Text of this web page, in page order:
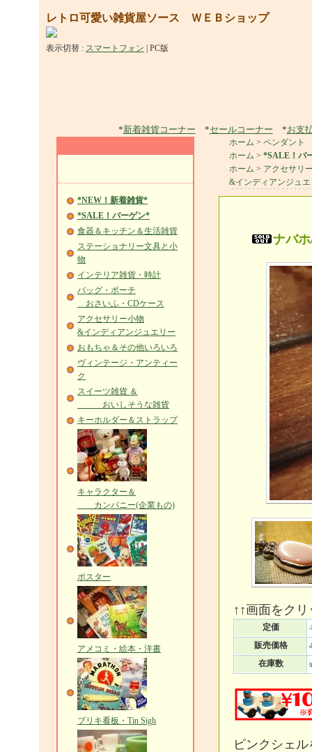
レトロ可愛い雑貨屋ソース ＷＥＢショップ
表示切替 : スマートフォン PC版
*新着雑貨コーナー *セールコーナー *お支
*NEW！新着雑貨*
*SALE！バーゲン*
食器＆キッチン＆生活雑貨
ステーショナリー文具と小
物
インテリア雑貨・時計
バッグ・ポーチ
おさいふ・CDケース
アクセサリー小物
&インディアンジュエリー
おもちゃ＆その他いろいろ
ヴィンテージ・アンティー
ク
スイーツ雑貨 ＆
おいしそうな雑貨
キーホルダー＆ストラップ
キャラクター＆
カンパニー(企業もの)
ポスター
アメコミ・絵本・洋書
ブリキ看板・Tin Sigh
ホーム > ペンダント
ホーム > *SALE！バ
ホーム > アクセサリ
&インディアンジュ
ナバ
↑↑画面をク
定価
販売価格
在庫数
ピンクシェ